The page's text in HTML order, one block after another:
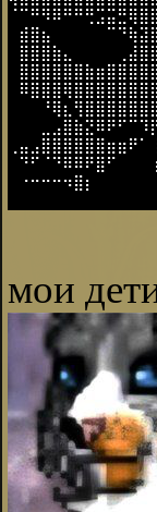
⢀⣤⣠⣿⣿⣿⣿⣿⣿⣶⣶⠟⠁
⠀⠐⠒⠒⠒⠲⣿⡆
мои